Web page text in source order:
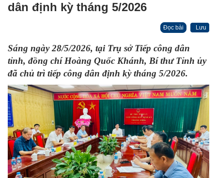
dân định kỳ tháng 5/2026
Đọc bài Lưu
Sáng ngày 28/5/2026, tại Trụ sở Tiếp công dân
tỉnh, đồng chí Hoàng Quốc Khánh, Bí thư Tỉnh ủy
đã chủ trì tiếp công dân định kỳ tháng 5/2026.